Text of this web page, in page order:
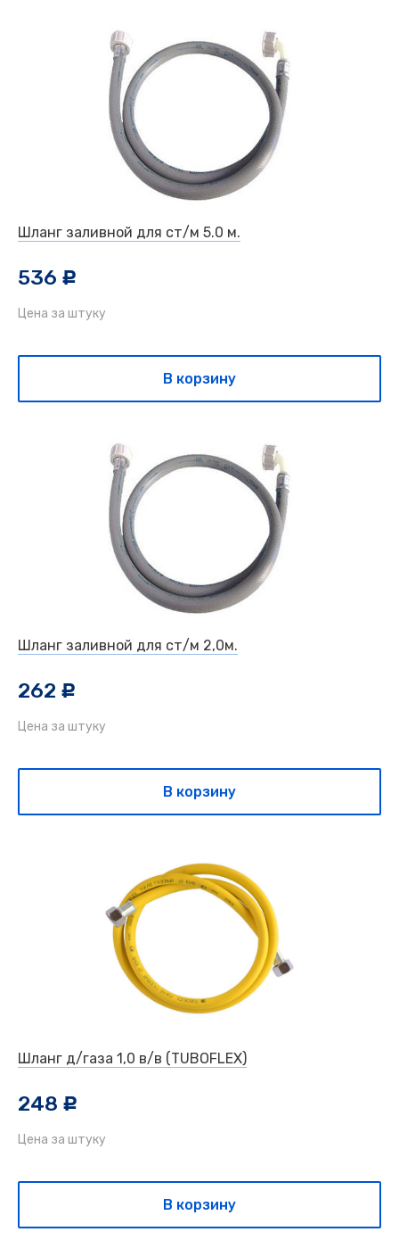
Шланг заливной для ст/м 5.0 м.
536 c
Цена за штуку
В корзину
Шланг заливной для ст/м 2,0м.
262 c
Цена за штуку
В корзину
Шланг д/газа 1,0 в/в (TUBOFLEX)
248 c
Цена за штуку
В корзину